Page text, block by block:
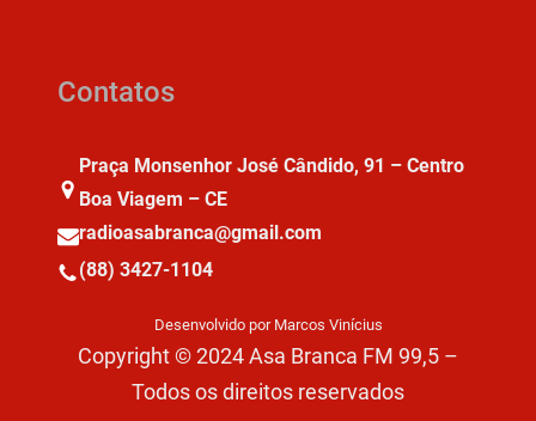
Contatos
Praça Monsenhor José Cândido, 91 – Centro
Boa Viagem – CE
radioasabranca@gmail.com
(88) 3427-1104
Desenvolvido por Marcos Vinícius
Copyright © 2024 Asa Branca FM 99,5 –
Todos os direitos reservados